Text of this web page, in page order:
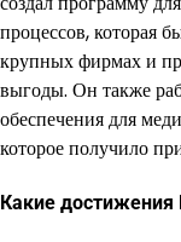
процессов, которая
крупных фирмах и
выгоды. Он также
обеспечения для
которое получило
Какие